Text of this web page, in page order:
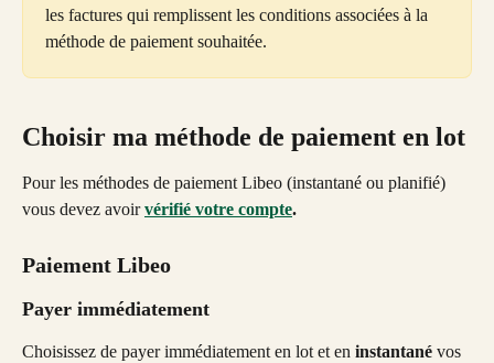
les factures qui remplissent les conditions associées à la
méthode de paiement souhaitée.
Choisir ma méthode de paiement en lot
Pour les méthodes de paiement Libeo (instantané ou planifié)
vous devez avoir vérifié votre compte.
Paiement Libeo
Payer immédiatement
Choisissez de payer immédiatement en lot et en instantané vos